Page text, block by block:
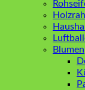
Blumen